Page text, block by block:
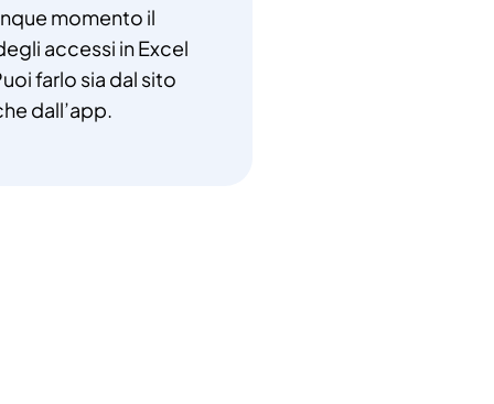
momento il
accessi in Excel
farlo sia dal sito
dall’app.